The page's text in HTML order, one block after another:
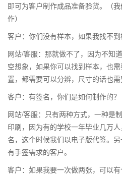
即可为客户制作成品准备验货。（
作）
客户：你们没有样本，如果我找不到
网站/客服：那就做不了，因为不知
空想象，如果你可以找到样本，也
置，都需要可以分辨，尺寸的话也需
客户：有签名，你们是如何制作的？
网站/客服：只有两种方式，一种是
印刷，因为有的学校一年毕业几万
名，这个时候我们以电子版代签。
有手签需求的客户。
客户：如果我要一次做两张，可以有